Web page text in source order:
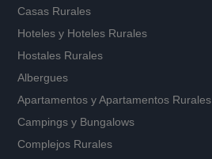
Casas Rurales
Hoteles y Hoteles Rurales
Hostales Rurales
Albergues
Apartamentos yApartamentos Rurales
Campings y Bungalows
Complejos Rurales